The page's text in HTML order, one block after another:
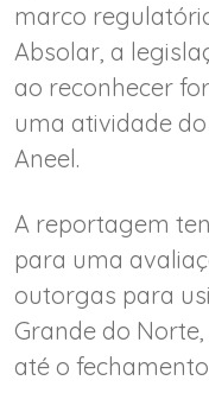
marco
Absolar, a
ao reconhecer
uma atividade
Aneel.
A reportagem
para uma
outorgas para
Grande do
até o